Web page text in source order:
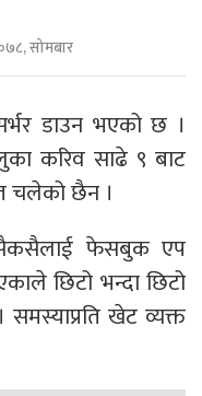
सोमबार
डाउन भएको छ ।
करिव साढे ९ बाट
चलेको छैन ।
फेसबुक एप
छिटो भन्दा छिटो
खेट व्यक्त